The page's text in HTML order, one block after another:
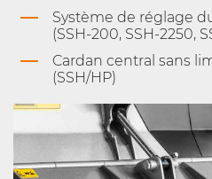
Système de réglage
(SSH-200, SSH-2250,
Cardan central sans
(SSH/HP)